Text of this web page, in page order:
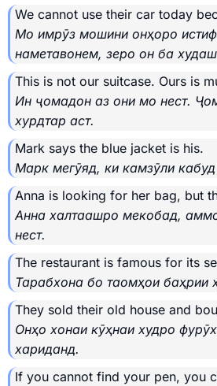
We cannot use their car today
Мо имрӯз мошини онҳоро
наметавонем, зеро он ба
This is not our suitcase. Ours is
Ин ҷомадон аз они мо нест.
хурдтар аст.
Mark says the blue jacket is his.
Марк мегӯяд, ки камзӯли кабуд
Anna is looking for her bag, but
Анна халтаашро мекобад,
нест.
The restaurant is famous for its
Тарабхона бо таомҳои баҳрии
They sold their old house and
Онҳо хонаи кӯҳнаи худро
хариданд.
If you cannot find your pen, you